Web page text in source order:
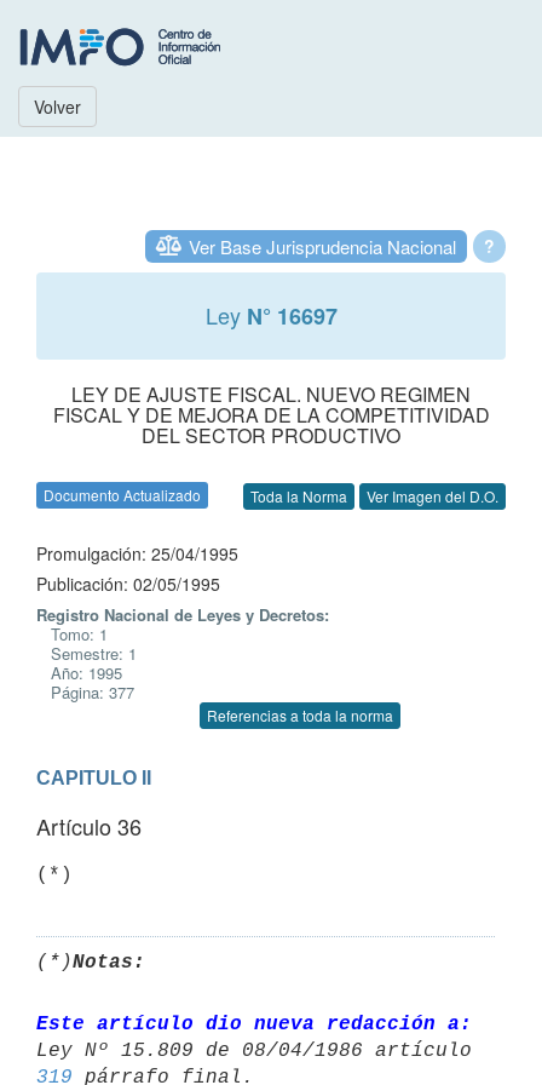
Volver
?
Ver Base Jurisprudencia Nacional
Ley N° 16697
LEY DE AJUSTE FISCAL. NUEVO REGIMEN
FISCAL Y DE MEJORA DE LA COMPETITIVIDAD
DEL SECTOR PRODUCTIVO
Documento Actualizado Toda la Norma Ver Imagen del D.O.
Promulgación: 25/04/1995
Publicación: 02/05/1995
Registro Nacional de Leyes y Decretos:
Tomo: 1
Semestre: 1
Año: 1995
Página: 377
Referencias a toda la norma
CAPITULO II
Artículo 36
(*)Notas:
Este artículo dio nueva redacción a:
319